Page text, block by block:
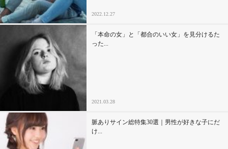
2022.12.27
「本命の女」と「都合のいい女」を見分けるた
った...
2021.03.28
脈ありサイン総特集30選｜男性が好きな子にだ
け...